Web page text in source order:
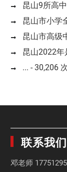
昆山9所高
昆山市小学
昆山市高级
昆山2022年
... - 30,206
联系我们
邓老师